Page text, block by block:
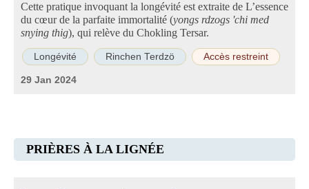
Cette pratique invoquant la longévité est extraite de L’essence
du cœur de la parfaite immortalité (yongs rdzogs 'chi med
snying thig), qui relève du Chokling Tersar.
Longévité Rinchen Terdzö Accès restreint
29 Jan 2024
PRIÈRES À LA LIGNÉE